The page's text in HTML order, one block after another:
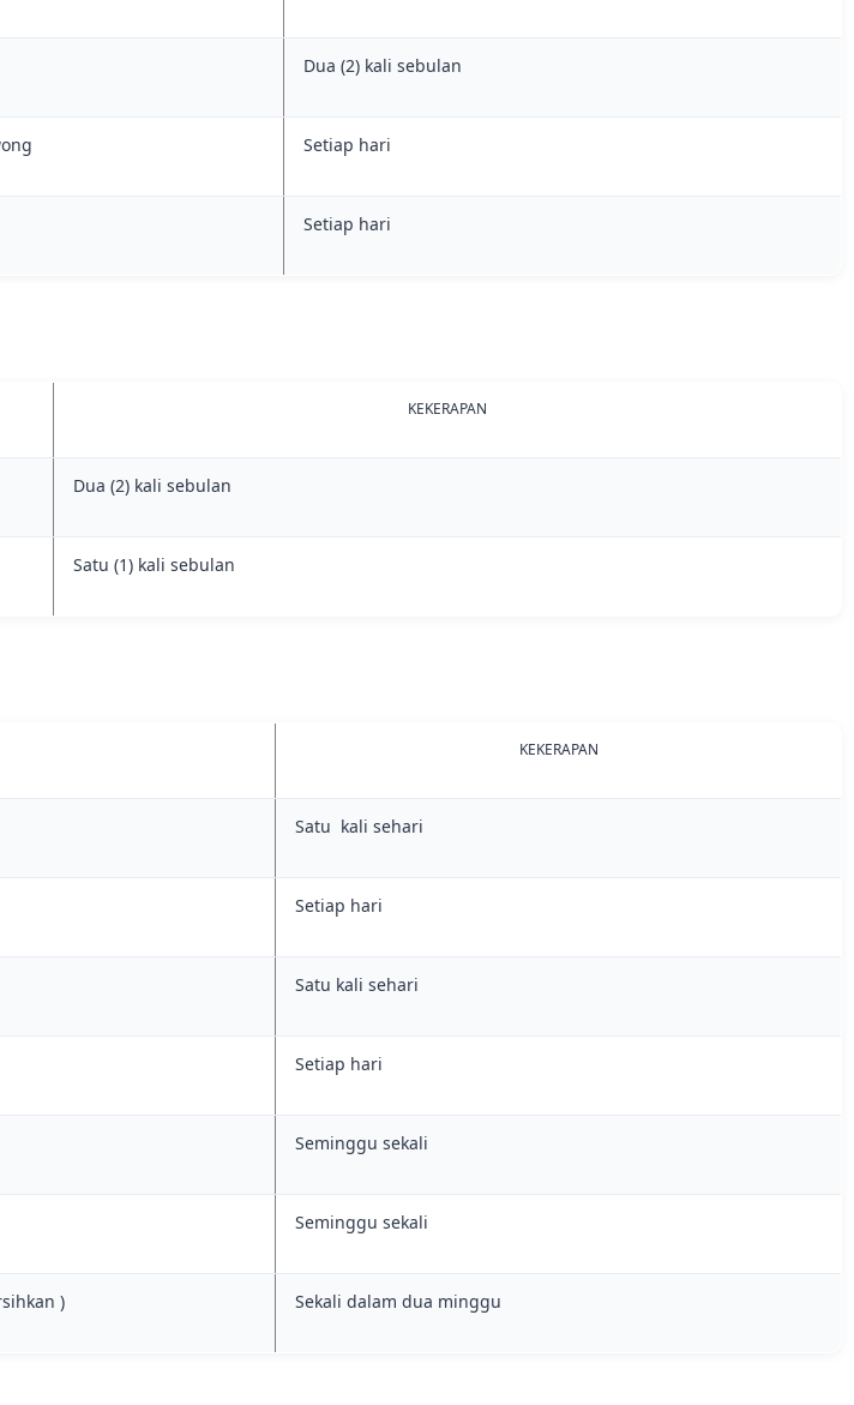
Dua (2) kali sebulan
Setiap hari
Setiap hari
KEKERAPAN
Dua (2) kali sebulan
Satu (1) kali sebulan
KEKERAPAN
Satu kali sehari
Setiap hari
Satu kali sehari
Setiap hari
Seminggu sekali
Seminggu sekali
) Sekali dalam dua minggu